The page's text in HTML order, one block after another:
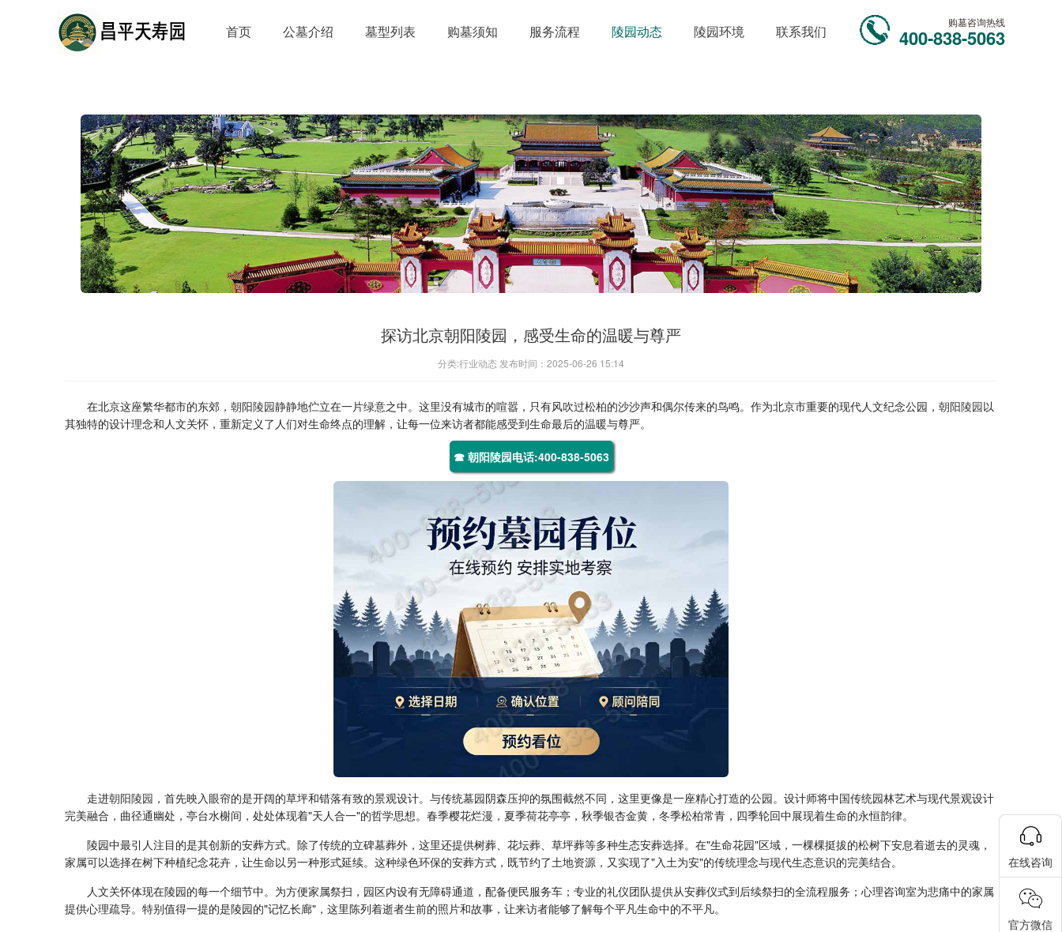
首页 公墓介绍 墓型列表 购墓须知 服务流程 陵园动态 陵园环境 联系我们
购墓咨询热线
400-838-5063
探访北京朝阳陵园，感受生命的温暖与尊严
分类:行业动态 发布时间：2025-06-26 15:14
在北京这座繁华都市的东郊， 朝阳陵园静静地伫立在一片绿意之中。这里没有城市的喧嚣，只有风吹过松柏的沙沙声和偶尔传来的鸟鸣。作为北京市重要的现代人文纪念公园， 朝阳陵园以
其独特的设计理念和人文关怀，重新定义了人们对生命终点的理解，让每一位来访者都能感受到生命最后的温暖与尊严。
☎ 朝阳陵园电话:400-838-5063
走进朝阳陵园 ，首先映入眼帘的是开阔的草坪和错落有致的景观设计。与传统墓园阴森压抑的氛围截然不同，这里更像是一座精心打造的公园。设计师将中国传统园林艺术与现代景观设计
完美融合，曲径通幽处，亭台水榭间，处处体现着"天人合一"的哲学思想。春季樱花烂漫，夏季荷花亭亭，秋季银杏金黄，冬季松柏常青，四季轮回中展现着生命的永恒韵律。
陵园中最引人注目的是其创新的安葬方式。除了传统的立碑墓葬外，这里还提供树葬、花坛葬、草坪葬等多种生态安葬选择。在"生命花园"区域，一棵棵挺拔的松树下安息着逝去的灵魂，
家属可以选择在树下种植纪念花卉，让生命以另一种形式延续。这种绿色环保的安葬方式，既节约了土地资源，又实现了"入土为安"的传统理念与现代生态意识的完美结合。
人文关怀体现在陵园的每一个细节中。为方便家属祭扫，园区内设有无障碍通道，配备便民服务车；专业的礼仪团队提供从安葬仪式到后续祭扫的全流程服务；心理咨询室为悲痛中的家属
提供心理疏导。特别值得一提的是陵园的"记忆长廊"，这里陈列着逝者生前的照片和故事，让来访者能够了解每个平凡生命中的不平凡。
在线咨询
官方微信